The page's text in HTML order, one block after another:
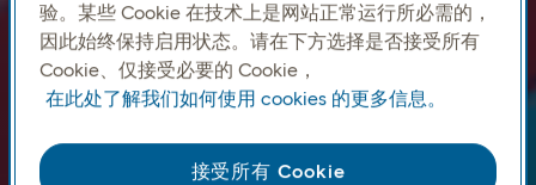
验。某些 Cookie 在技术上是网站正常运行所必需的，
因此始终保持启用状态。请在下方选择是否接受所有
Cookie、仅接受必要的 Cookie，
在此处了解我们如何使用 cookies 的更多信息。
接受所有 Cookie